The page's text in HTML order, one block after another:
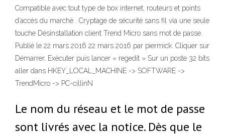
Compatible avec tout type de box internet, routeurs et points
d’accès du marché . Cryptage de sécurité sans fil via une seule
touche Désinstallation client Trend Micro sans mot de passe.
Publié le 22 mars 2016 22 mars 2016 par piermick. Cliquer sur
Démarrer, Exécuter puis lancer « regedit » Sur un poste 32 bits
aller dans HKEY_LOCAL_MACHINE -> SOFTWARE ->
TrendMicro -> PC-cillinN
Le nom du réseau et le mot de passe
sont livrés avec la notice. Dès que le